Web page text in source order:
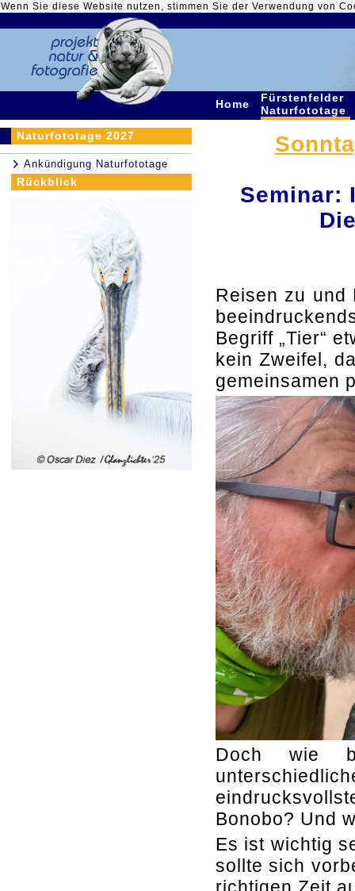
Wenn Sie diese Website nutzen, stimmen Sie der Verwendung von
Home
Fürstenfelder
Naturfototage
Naturfototage 2027
Ankündigung Naturfototage
Rückblick
Seminar:
Reisen zu und
Begriff „Tier“
kein Zweifel,
gemeinsamen
Doch wie
Bonobo? Und
Es ist wichtig
sollte sich